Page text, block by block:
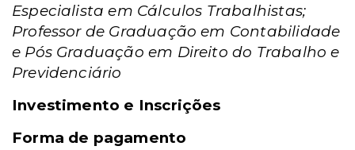
Especialista em Cálculos Trabalhistas;
Professor de Graduação em Contabilidade
e Pós Graduação em Direito do Trabalho e
Previdenciário
Investimento e Inscrições
Forma de pagamento